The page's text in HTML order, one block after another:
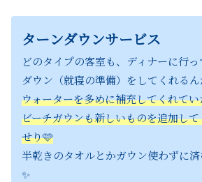
ターンダウンサービス
どのタイプの客室も、ディナーに行
ダウン（就寝の準備）をしてくれる
ウォーターを多めに補充してくれて
ビーチガウンも新しいものを追加し
せり🩷
半乾きのタオルとかガウン使わずに
✨